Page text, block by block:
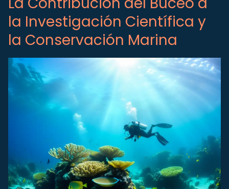
la Investigación Científica y
la Conservación Marina